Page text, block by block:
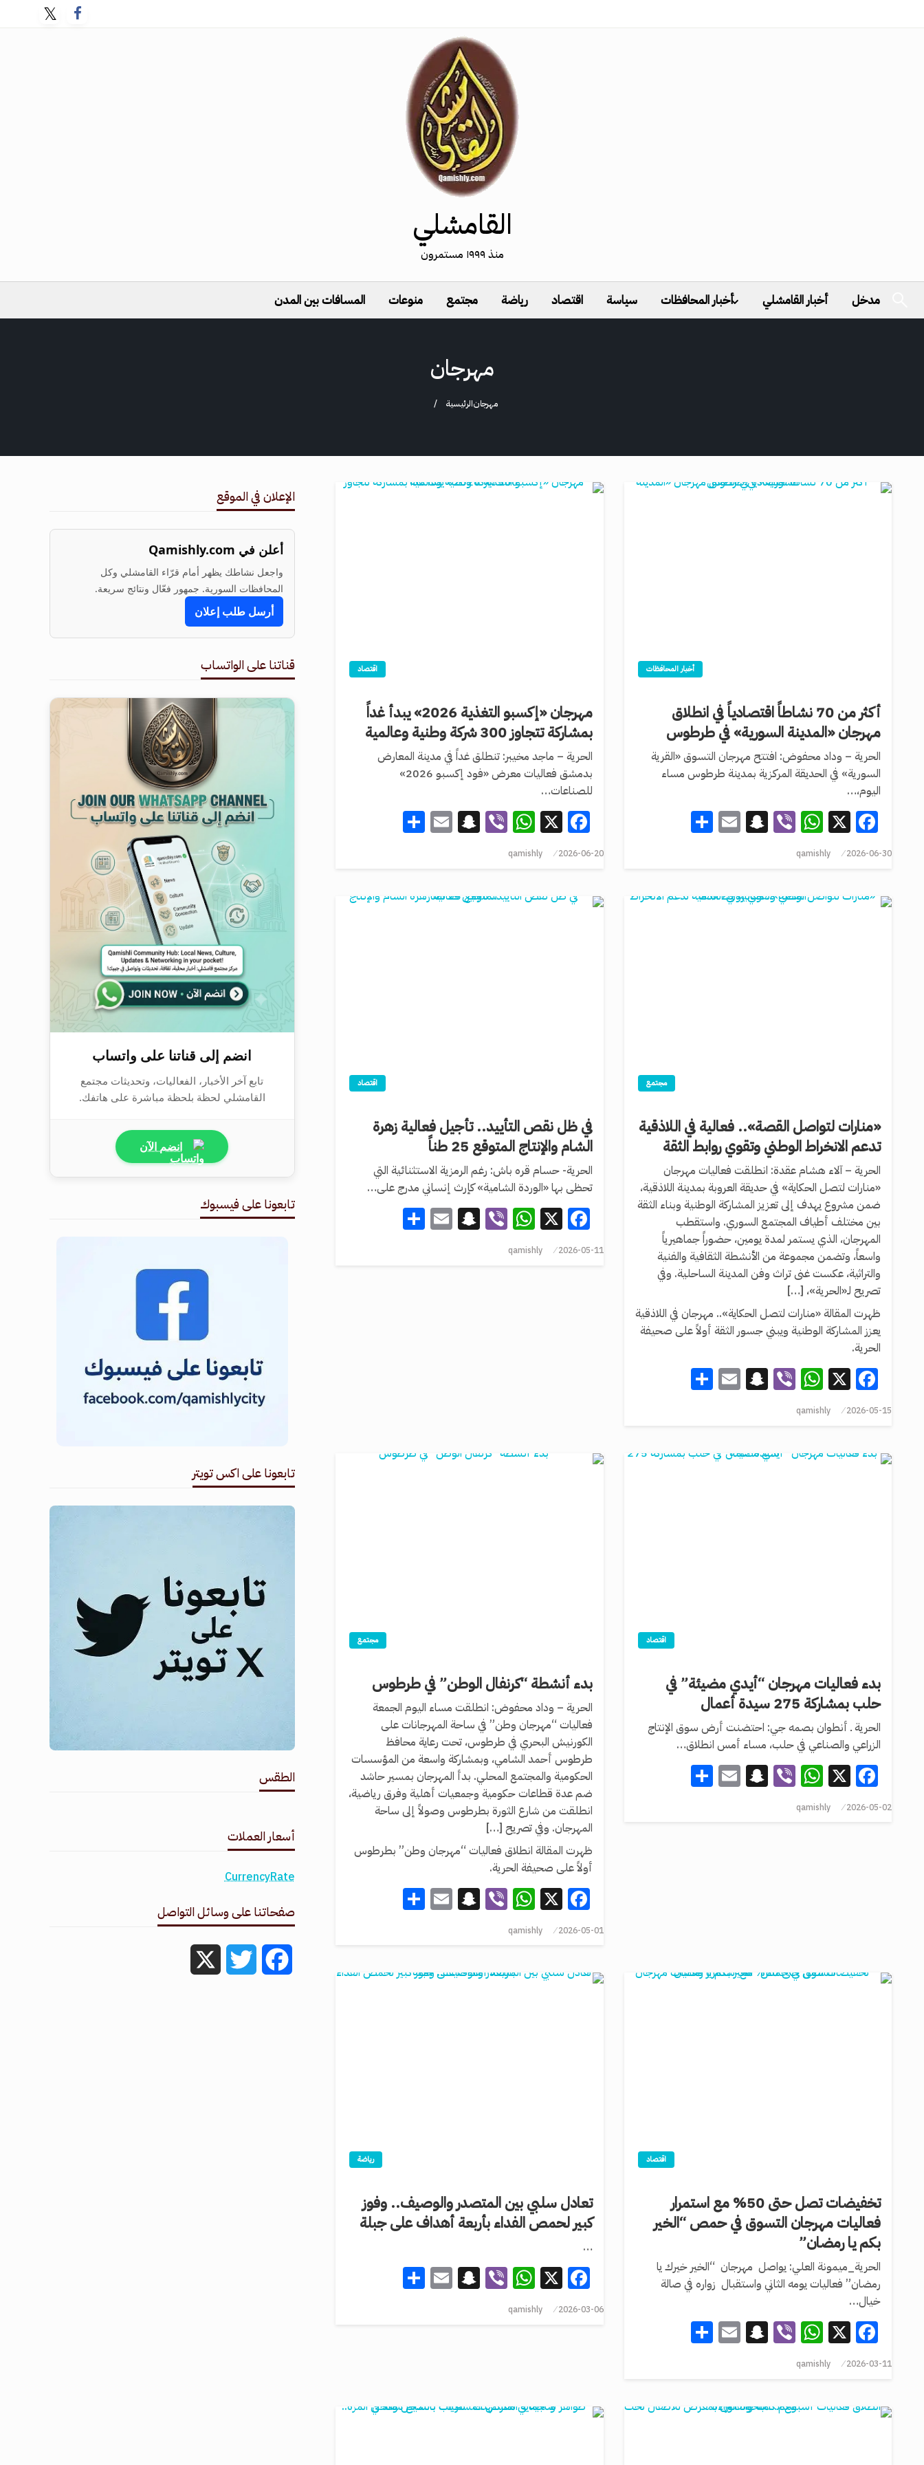
القامشلي
منذ ١٩٩٩ مستمرون
مدخل أخبار القامشلي أخبار المحافظات سياسة اقتصاد رياضة مجتمع منوعات المسافات بين المدن
مهرجان
الرئيسيةمهرجان
أخبار المحافظات
أكثر من 70 نشاطاً اقتصادياً في انطلاق
مهرجان «المدينة السورية» في طرطوس
الحرية – وداد محفوض: افتتح مهرجان التسوق «القرية
السورية» في الحديقة المركزية بمدينة طرطوس مساء
اليوم،…
Facebook
X
WhatsApp
Viber
Snapchat
Email
2026-06-30
qamishly
اقتصاد
مهرجان «إكسبو التغذية 2026» يبدأ غداً
بمشاركة تتجاوز 300 شركة وطنية وعالمية
الحرية – ماجد مخيبر: تنطلق غداً في مدينة المعارض
بدمشق فعاليات معرض «فود إكسبو 2026»
للصناعات…
Facebook
X
WhatsApp
Viber
Snapchat
Email
2026-06-20
qamishly
مجتمع
«منارات لتواصل القصة».. فعالية في اللاذقية
تدعم الانخراط الوطني وتقوي روابط الثقة
الحرية – آلاء هشام عقدة: انطلقت فعاليات مهرجان
«منارات لتصل الحكاية» في حديقة العروبة بمدينة اللاذقية،
ضمن مشروع يهدف إلى تعزيز المشاركة الوطنية وبناء الثقة
بين مختلف أطياف المجتمع السوري. واستقطب
المهرجان، الذي يستمر لمدة يومين، حضوراً جماهيرياً
واسعاً، وتضمن مجموعة من الأنشطة الثقافية والفنية
والتراثية، عكست غنى تراث وفن المدينة الساحلية. وفي
تصريح لـ«الحرية»، […]
ظهرت المقالة «منارات لتصل الحكاية».. مهرجان في اللاذقية
يعزز المشاركة الوطنية ويبني جسور الثقة أولاً على صحيفة
الحرية.
Facebook
X
WhatsApp
Viber
Snapchat
Email
2026-05-15
qamishly
اقتصاد
في ظل نقص التأييد.. تأجيل فعالية زهرة
الشام والإنتاج المتوقع 25 طناً
الحرية- حسام قره باش: رغم الرمزية الاستثنائية التي
تحظى بها «الوردة الشامية» كإرث إنساني مدرج على…
Facebook
X
WhatsApp
Viber
Snapchat
Email
2026-05-11
qamishly
اقتصاد
بدء فعاليات مهرجان “أيدي مضيئة” في
حلب بمشاركة 275 سيدة أعمال
الحرية ـ أنطوان بصمه جي: احتضنت أرض سوق الإنتاج
الزراعي والصناعي في حلب، مساء أمس انطلاق…
Facebook
X
WhatsApp
Viber
Snapchat
Email
2026-05-02
qamishly
مجتمع
بدء أنشطة “كرنفال الوطن” في طرطوس
الحرية – وداد محفوض: انطلقت مساء اليوم الجمعة
فعاليات “مهرجان وطن” في ساحة المهرجانات على
الكورنيش البحري في طرطوس، تحت رعاية محافظ
طرطوس أحمد الشامي، وبمشاركة واسعة من المؤسسات
الحكومية والمجتمع المحلي. بدأ المهرجان بمسير حاشد
ضم عدة قطاعات حكومية وجمعيات أهلية وفرق رياضية،
انطلقت من شارع الثورة بطرطوس وصولاً إلى ساحة
المهرجان. وفي تصريح […]
ظهرت المقالة انطلاق فعاليات “مهرجان وطن” بطرطوس
أولاً على صحيفة الحرية.
Facebook
X
WhatsApp
Viber
Snapchat
Email
2026-05-01
qamishly
اقتصاد
تخفيضات تصل حتى 50% مع استمرار
فعاليات مهرجان التسوق في حمص “الخير
بكم يا رمضان”
الحرية_ميمونة العلي: يواصل مهرجان “الخير خيرك يا
رمضان” فعاليات يومه الثاني واستقبال زواره في صالة
خيال…
Facebook
X
WhatsApp
Viber
Snapchat
Email
2026-03-11
qamishly
رياضة
تعادل سلبي بين المتصدر والوصيف.. وفوز
كبير لحمص الفداء بأربعة أهداف على جبلة
…
Facebook
X
WhatsApp
Viber
Snapchat
Email
2026-03-06
qamishly
الإعلان في الموقع
أعلن في Qamishly.com
واجعل نشاطك يظهر أمام قرّاء القامشلي وكل
المحافظات السورية. جمهور فعّال ونتائج سريعة.
أرسل طلب إعلان
قناتنا على الواتساب
انضم إلى قناتنا على واتساب
تابع آخر الأخبار، الفعاليات، وتحديثات مجتمع
القامشلي لحظة بلحظة مباشرة على هاتفك.
انضم الآن
تابعونا على فيسبوك
تابعونا على اكس تويتر
الطقس
أسعار العملات
CurrencyRate
صفحاتنا على وسائل التواصل
Facebook
Twitter